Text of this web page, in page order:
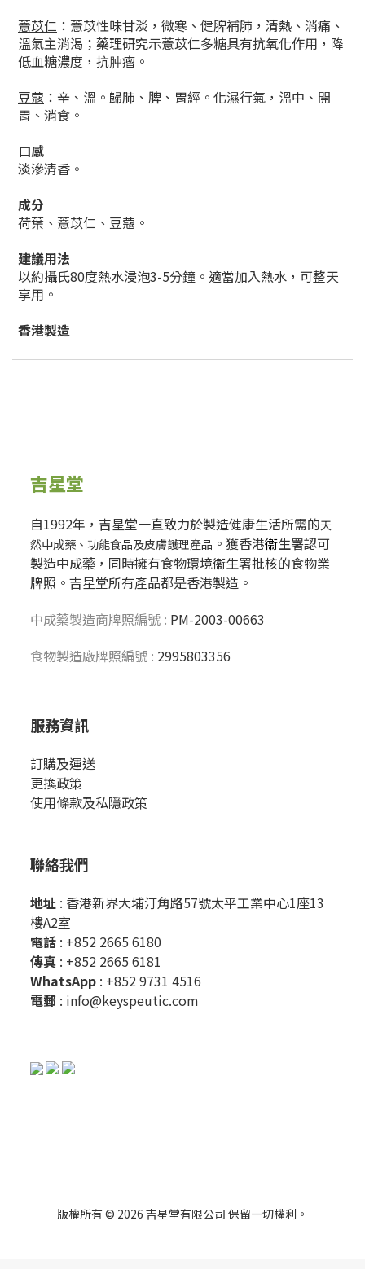
薏苡仁 ：薏苡性味甘淡，微寒、健脾補肺，清熱、消痛、
溫氣主消渴；藥理研究示薏苡仁多糖具有抗氧化作用，降
低血糖濃度，抗肿瘤。
豆蔻 ：辛、溫。歸肺、脾、胃經。化濕行氣，溫中、開
胃、消食。
口感
淡滲清香。
成分
荷葉、薏苡仁、豆蔻。
建議用法
以約攝氏80度熱水浸泡3-5分鐘。適當加入熱水，可整天
享用。
香港製造
吉星堂
自1992年，吉星堂一直致力於製造健康生活所需的天
然中成藥、功能食品及皮膚護理產品 。獲香港衞生署認可
製造中成藥，同時擁有食物環境衞生署批核的食物業
牌照。吉星堂所有產品都是香港製造。
中成藥製造商牌照編號 : PM-2003-00663
食物製造廠牌照編號 : 2995803356
服務資訊
訂購及運送
更換政策
使用條款及私隱政策
聯絡我們
地址 : 香港新界大埔汀角路57號太平工業中心1座13
樓A2室
電話 : +852 2665 6180
傳真 : +852 2665 6181
WhatsApp : +852 9731 4516
電郵 : info@keyspeutic.com
版權所有 © 2026 吉星堂有限公司 保留一切權利。